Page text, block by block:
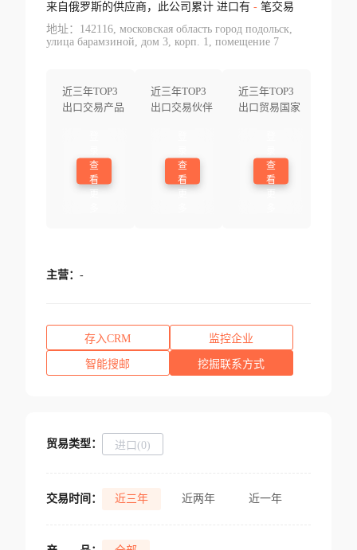
来自俄罗斯的供应商，此公司累计 进口有 -笔交易
地址：142116, московская область город подольск,
улица барамзиной, дом 3, корп. 1, помещение 7
近三年TOP3
出口交易产品
查
看
近三年TOP3
出口交易伙伴
查
看
近三年TOP3
出口贸易国家
查
看
主营： -
存入CRM 监控企业
智能搜邮 挖掘联系方式
贸易类型： 进口(0)
交易时间： 近三年 近两年 近一年